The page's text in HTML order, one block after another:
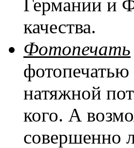
Германии и
качества.
Фотопечать
натяжной
кого. А
совершенно